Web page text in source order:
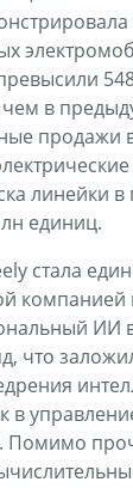
в
продажи
линейки
единиц.
стала
компанией
ИИ
что
в
Помимо